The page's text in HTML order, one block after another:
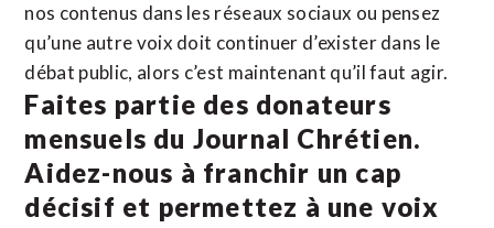
nos contenus dans les réseaux sociaux ou pensez
qu’une autre voix doit continuer d’exister dans le
débat public, alors c’est maintenant qu’il faut agir.
Faites partie des donateurs
mensuels du Journal Chrétien.
Aidez-nous à franchir un cap
décisif et permettez à une voix